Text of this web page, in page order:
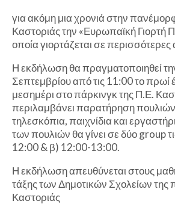
για ακόμη μια χρονιά στην
Καστοριάς την «Ευρωπαϊκή Γιορτή
οποία γιορτάζεται σε
Η εκδήλωση θα πραγματοποιηθεί
Σεπτεμβρίου από τις 11:00 το πρωί
μεσημέρι στο πάρκινγκ της Π.Ε.
περιλαμβάνει παρατήρηση πουλιών
τηλεσκόπια, παιχνίδια και
των πουλιών θα γίνει σε δύο group
12:00 & β) 12:00-13:00.
Η εκδήλωση απευθύνεται στους
τάξης των Δημοτικών Σχολείων της
Καστοριάς